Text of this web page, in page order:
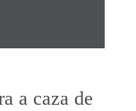
a caza de